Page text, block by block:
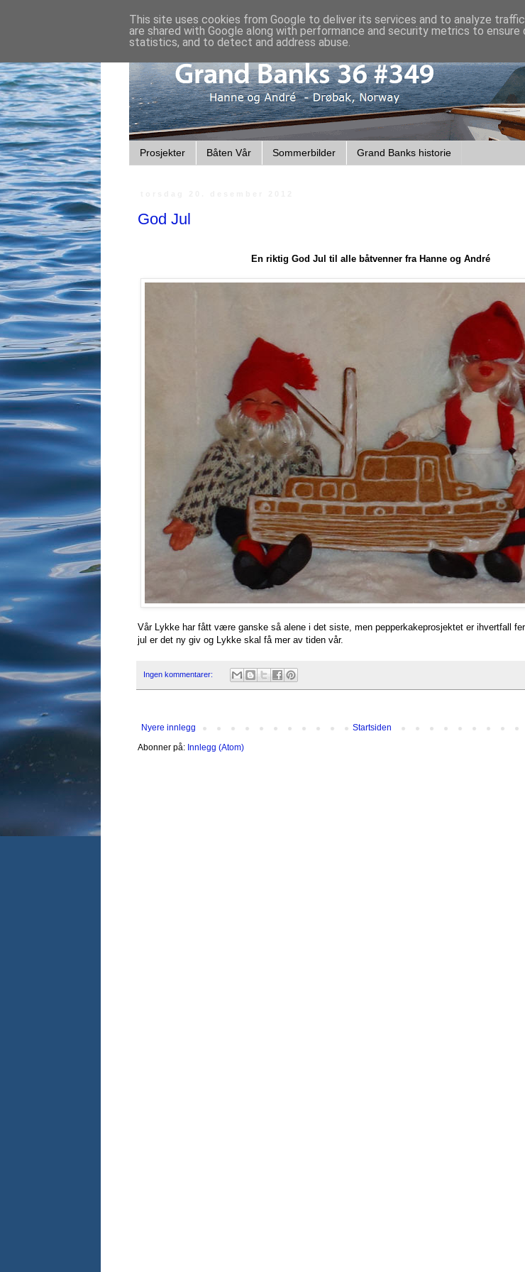
Prosjekter Båten Vår Sommerbilder Grand Banks historie
God Jul
En riktig God Jul til alle båtvenner fra Hanne og André
Vår Lykke har fått være ganske så alene i det siste, men pepperkakeprosjektet er ihvertfall
jul er det ny giv og Lykke skal få mer av tiden vår.
Ingen kommentarer:
Nyere innlegg
Startsiden
Abonner på: Innlegg (Atom)
This site uses cookies from Google to deliver its services and to analyze
are shared with Google along with performance and security metrics to
statistics, and to detect and address abuse.